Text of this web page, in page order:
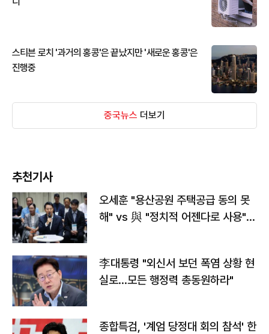
스티븐 로치 '과거의 홍콩'은 끝났지만 '새로운 홍콩'은
진행중
중국뉴스 더보기
추천기사
오세훈 "용산공원 주택공급 동의 못
해" vs 與 "정치적 어젠다로 사용"
李대통령 "외신서 보던 폭염 상황 현
실로…모든 행정력 총동원하라"
종합특검, '계엄 당정대 회의 참석' 한